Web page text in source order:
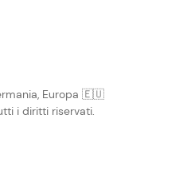
Europa 🇪🇺
i diritti riservati.